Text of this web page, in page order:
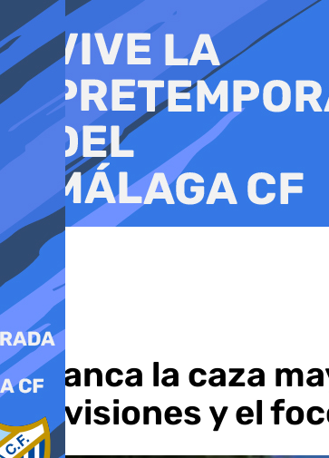
al
contenido
Arranca la caza
previsiones y el